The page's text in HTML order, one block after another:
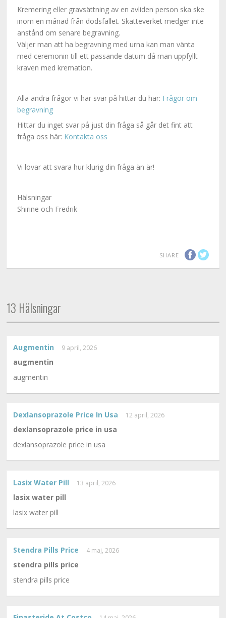
Kremering eller gravsättning av en avliden person ska ske
inom en månad från dödsfallet. Skatteverket medger inte
anstånd om senare begravning.
Väljer man att ha begravning med urna kan man vänta
med ceremonin till ett passande datum då man uppfyllt
kraven med kremation.
Alla andra frågor vi har svar på hittar du här: Frågor om
begravning
Hittar du inget svar på just din fråga så går det fint att
fråga oss här: Kontakta oss
Vi lovar att svara hur klurig din fråga än är!
Hälsningar
Shirine och Fredrik
SHARE
13 Hälsningar
Augmentin 9 april, 2026
augmentin
augmentin
Dexlansoprazole Price In Usa 12 april, 2026
dexlansoprazole price in usa
dexlansoprazole price in usa
Lasix Water Pill 13 april, 2026
lasix water pill
lasix water pill
Stendra Pills Price 4 maj, 2026
stendra pills price
stendra pills price